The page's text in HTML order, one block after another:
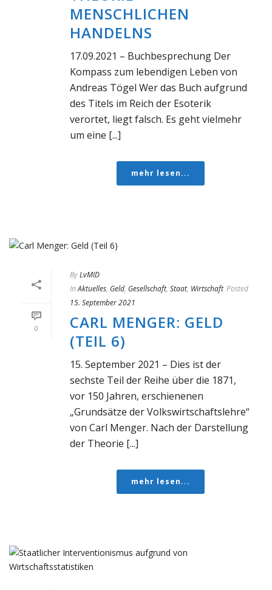
MENSCHLICHEN
HANDELNS
17.09.2021 – Buchbesprechung Der
Kompass zum lebendigen Leben von
Andreas Tögel Wer das Buch aufgrund
des Titels im Reich der Esoterik
verortet, liegt falsch. Es geht vielmehr
um eine [...]
mehr lesen...
0
ByLvMID
In Aktuelles, Geld, Gesellschaft, Staat, Wirtschaft Posted
15. September 2021
CARL MENGER: GELD
(TEIL 6)
15. September 2021 – Dies ist der
sechste Teil der Reihe über die 1871,
vor 150 Jahren, erschienenen
„Grundsätze der Volkswirtschaftslehre“
von Carl Menger. Nach der Darstellung
der Theorie [...]
mehr lesen...